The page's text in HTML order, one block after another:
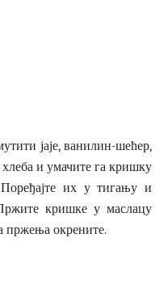
јаје, ванилин-шећер,
и умачите га кришку
их у тигању и
кришке у маслацу
пржења окрените.